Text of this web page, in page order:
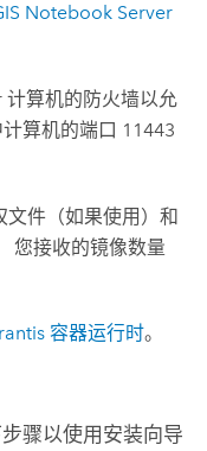
Notebook Server
计算机的防火墙以允
算机的端口 11443
文件（如果使用）和
您接收的镜像数量
容器运行时。
骤以使用安装向导